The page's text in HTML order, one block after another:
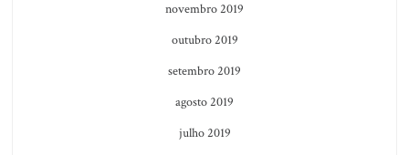
novembro 2019
outubro 2019
setembro 2019
agosto 2019
julho 2019